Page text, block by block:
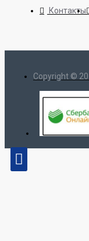
Контакты
Copyright ©